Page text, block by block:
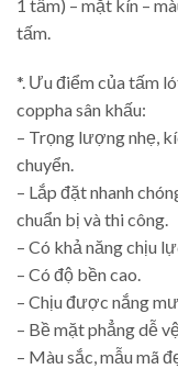
1 tấm) – mặt kín –
tấm.
*. Ưu điểm của tấm
coppha sân khấu:
– Trọng lượng nhẹ,
chuyển.
– Lắp đặt nhanh
chuẩn bị và thi công.
– Có khả năng chịu
– Có độ bền cao.
– Chịu được nắng
– Bề mặt phẳng dễ
– Màu sắc, mẫu mã